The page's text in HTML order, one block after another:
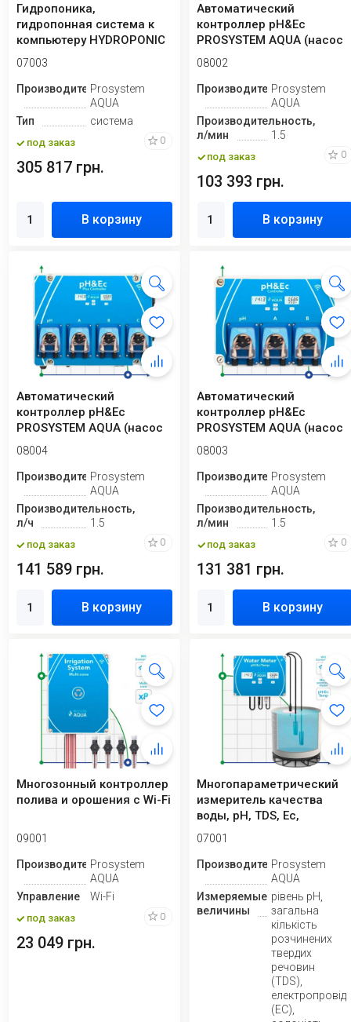
Гидропоника,
гидропонная система к
компьютеру HYDROPONIC
SYSTEM
07003
ПроизводительProsystem
AQUA
Тип
система
под заказ 0
305 817 грн.
В корзину
Автоматический
контроллер pH&Eс
PROSYSTEM AQUA (насос
для регулирования p...
08002
ПроизводительProsystem
AQUA
Производительность,
л/мин
1.5
под заказ 0
103 393 грн.
В корзину
Автоматический
контроллер pH&Eс
PROSYSTEM AQUA (насос
pH и 3 насоса для у...
08004
ПроизводительProsystem
AQUA
Производительность,
л/ч
1.5
под заказ 0
141 589 грн.
В корзину
Автоматический
контроллер pH&Eс
PROSYSTEM AQUA (насос
для регулирования p...
08003
ПроизводительProsystem
AQUA
Производительность,
л/мин
1.5
под заказ 0
131 381 грн.
В корзину
Многозонный контроллер
полива и орошения с Wi-Fi
09001
ПроизводительProsystem
AQUA
Управление
Wi-Fi
под заказ 0
23 049 грн.
Многопараметрический
измеритель качества
воды, pH, TDS, Ec,
соленость, SG, те...
07001
ПроизводительProsystem
AQUA
Измеряемые
величины
рівень pH,
загальна
кількість
розчинених
твердих
речовин
(TDS),
(ЕС),